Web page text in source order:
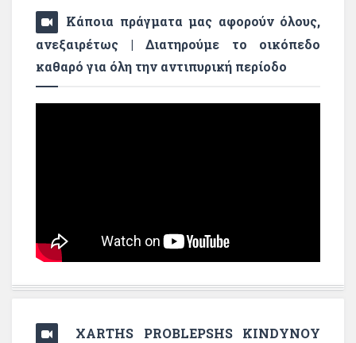
Κάποια πράγματα μας αφορούν όλους,
ανεξαιρέτως | Διατηρούμε το οικόπεδο
καθαρό για όλη την αντιπυρική περίοδο
XARTHS PROBLEPSHS KINDYNOY